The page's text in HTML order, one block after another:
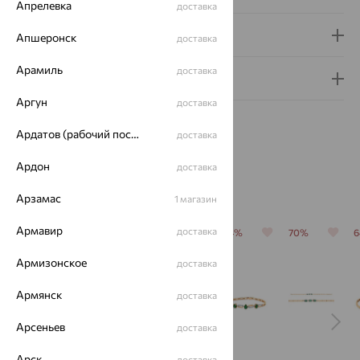
Доставка и оплата
Гарантия и возврат
64% 64% 64% 70%
Апрелевка доставка
Апшеронск доставка
Арамиль доставка
Аргун доставка
Ардатов (рабочий поселок) доставка
Ардон доставка
Арзамас 1 магазин
Армавир доставка
Армизонское доставка
Армянск доставка
Арсеньев доставка